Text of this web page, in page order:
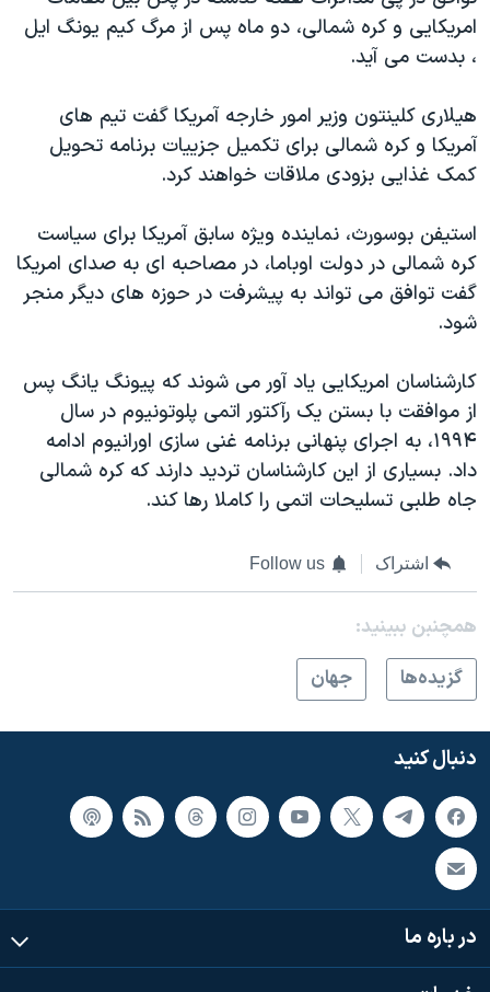
امریکایی و کره شمالی، دو ماه پس از مرگ کیم یونگ ایل
، بدست می آید.
هیلاری کلینتون وزیر امور خارجه آمریکا گفت تیم های
آمریکا و کره شمالی برای تکمیل جزییات برنامه تحویل
کمک غذایی بزودی ملاقات خواهند کرد.
استیفن بوسورث، نماینده ویژه سابق آمریکا برای سیاست
کره شمالی در دولت اوباما، در مصاحبه ای به صدای امریکا
گفت توافق می تواند به پیشرفت در حوزه های دیگر منجر
شود.
کارشناسان امریکایی یاد آور می شوند که پیونگ یانگ پس
از موافقت با بستن یک رآکتور اتمی پلوتونیوم در سال
۱۹۹۴، به اجرای پنهانی برنامه غنی سازی اورانیوم ادامه
داد. بسیاری از این کارشناسان تردید دارند که کره شمالی
جاه طلبی تسلیحات اتمی را کاملا رها کند.
اشتراک Follow us
همچنبن ببینید:
گزيده‌ها
جهان
دنبال کنید
در باره ما